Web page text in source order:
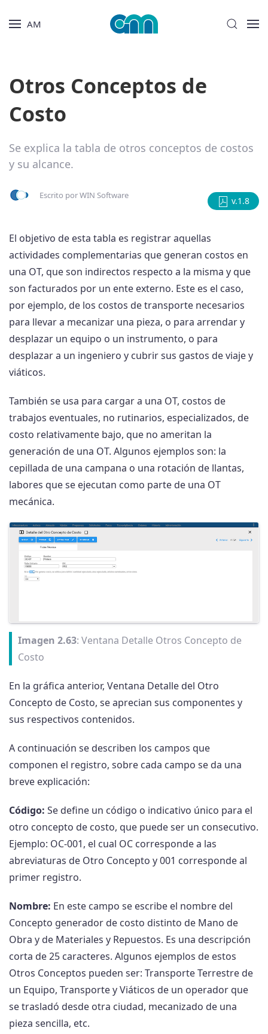
AM
Otros Conceptos de
Costo
Se explica la tabla de otros conceptos de costos
y su alcance.
Escrito porWIN Software v.1.8
El objetivo de esta tabla es registrar aquellas
actividades complementarias que generan costos en
una OT, que son indirectos respecto a la misma y que
son facturados por un ente externo. Este es el caso,
por ejemplo, de los costos de transporte necesarios
para llevar a mecanizar una pieza, o para arrendar y
desplazar un equipo o un instrumento, o para
desplazar a un ingeniero y cubrir sus gastos de viaje y
viáticos.
También se usa para cargar a una OT, costos de
trabajos eventuales, no rutinarios, especializados, de
costo relativamente bajo, que no ameritan la
generación de una OT. Algunos ejemplos son: la
cepillada de una campana o una rotación de llantas,
labores que se ejecutan como parte de una OT
mecánica.
Imagen 2.63: Ventana Detalle Otros Concepto de
Costo
En la gráfica anterior, Ventana Detalle del Otro
Concepto de Costo, se aprecian sus componentes y
sus respectivos contenidos.
A continuación se describen los campos que
componen el registro, sobre cada campo se da una
breve explicación:
Código: Se define un código o indicativo único para el
otro concepto de costo, que puede ser un consecutivo.
Ejemplo: OC-001, el cual OC corresponde a las
abreviaturas de Otro Concepto y 001 corresponde al
primer registro.
Nombre: En este campo se escribe el nombre del
Concepto generador de costo distinto de Mano de
Obra y de Materiales y Repuestos. Es una descripción
corta de 25 caracteres. Algunos ejemplos de estos
Otros Conceptos pueden ser: Transporte Terrestre de
un Equipo, Transporte y Viáticos de un operador que
se trasladó desde otra ciudad, mecanizado de una
pieza sencilla, etc.